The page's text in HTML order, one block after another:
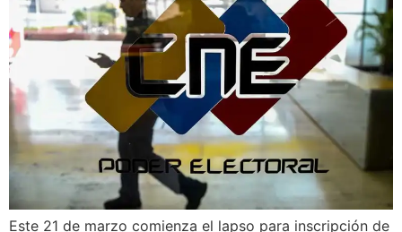
Este 21 de marzo comienza el lapso para inscripción de